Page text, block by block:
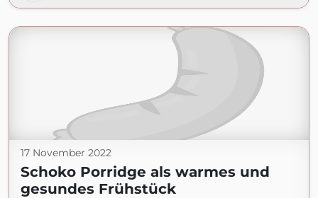
17 November 2022
Schoko Porridge als warmes und
gesundes Frühstück